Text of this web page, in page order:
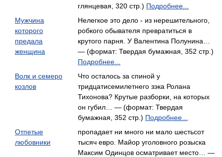
глянцевая, 320 стр.) Подробнее...
Мужчина
которого
предала
женщина
Нелегкое это дело - из нерешительного,
робкого обывателя превратиться в
крутого парня. У Валентина Полунина…
— (формат: Твердая бумажная, 352 стр.)
Подробнее...
Волк и семеро
козлов
Что осталось за спиной у
тридцатисемилетнего зэка Ролана
Тихонова? Крутые разборки, на которых
он губил… — (формат: Твердая
бумажная, 352 стр.) Подробнее...
Отпетые
любовники
пропадает ни много ни мало шестьсот
тысяч евро. Майор уголовного розыска
Максим Одинцов осматривает место… —